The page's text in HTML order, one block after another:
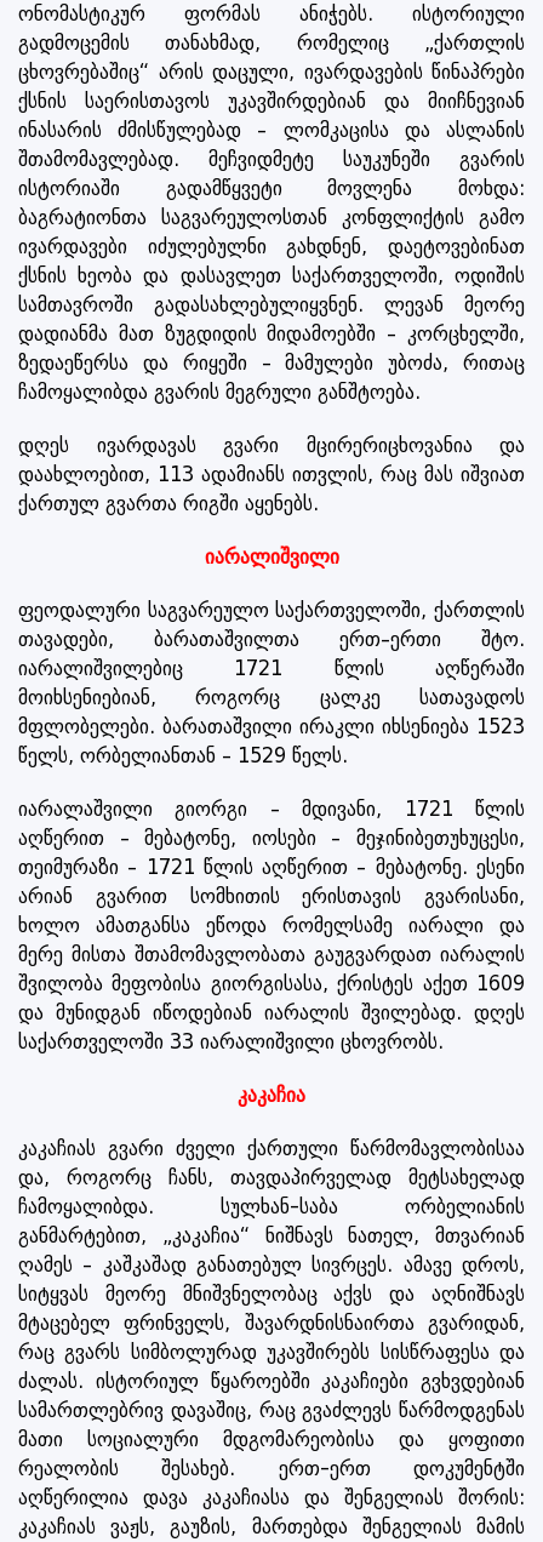
ონომასტიკურ ფორმას ანიჭებს. ისტორიული
გადმოცემის თანახმად, რომელიც „ქართლის
ცხოვრებაშიც“ არის დაცული, ივარდავების წინაპრები
ქსნის საერისთავოს უკავშირდებიან და მიიჩნევიან
ინასარის ძმისწულებად – ლომკაცისა და ასლანის
შთამომავლებად. მეჩვიდმეტე საუკუნეში გვარის
ისტორიაში გადამწყვეტი მოვლენა მოხდა:
ბაგრატიონთა საგვარეულოსთან კონფლიქტის გამო
ივარდავები იძულებულნი გახდნენ, დაეტოვებინათ
ქსნის ხეობა და დასავლეთ საქართველოში, ოდიშის
სამთავროში გადასახლებულიყვნენ. ლევან მეორე
დადიანმა მათ ზუგდიდის მიდამოებში – კორცხელში,
ზედაეწერსა და რიყეში – მამულები უბოძა, რითაც
ჩამოყალიბდა გვარის მეგრული განშტოება.
დღეს ივარდავას გვარი მცირერიცხოვანია და
დაახლოებით, 113 ადამიანს ითვლის, რაც მას იშვიათ
ქართულ გვართა რიგში აყენებს.
იარალიშვილი
ფეოდალური საგვარეულო საქართველოში, ქართლის
თავადები, ბარათაშვილთა ერთ–ერთი შტო.
იარალიშვილებიც 1721 წლის აღწერაში
მოიხსენიებიან, როგორც ცალკე სათავადოს
მფლობელები. ბარათაშვილი ირაკლი იხსენიება 1523
წელს, ორბელიანთან – 1529 წელს.
იარალაშვილი გიორგი – მდივანი, 1721 წლის
აღწერით – მებატონე, იოსები – მეჯინიბეთუხუცესი,
თეიმურაზი – 1721 წლის აღწერით – მებატონე. ესენი
არიან გვარით სომხითის ერისთავის გვარისანი,
ხოლო ამათგანსა ეწოდა რომელსამე იარალი და
მერე მისთა შთამომავლობათა გაუგვარდათ იარალის
შვილობა მეფობისა გიორგისასა, ქრისტეს აქეთ 1609
და მუნიდგან იწოდებიან იარალის შვილებად. დღეს
საქართველოში 33 იარალიშვილი ცხოვრობს.
კაკაჩია
კაკაჩიას გვარი ძველი ქართული წარმომავლობისაა
და, როგორც ჩანს, თავდაპირველად მეტსახელად
ჩამოყალიბდა. სულხან-საბა ორბელიანის
განმარტებით, „კაკაჩია“ ნიშნავს ნათელ, მთვარიან
ღამეს – კაშკაშად განათებულ სივრცეს. ამავე დროს,
სიტყვას მეორე მნიშვნელობაც აქვს და აღნიშნავს
მტაცებელ ფრინველს, შავარდნისნაირთა გვარიდან,
რაც გვარს სიმბოლურად უკავშირებს სისწრაფესა და
ძალას. ისტორიულ წყაროებში კაკაჩიები გვხვდებიან
სამართლებრივ დავაშიც, რაც გვაძლევს წარმოდგენას
მათი სოციალური მდგომარეობისა და ყოფითი
რეალობის შესახებ. ერთ-ერთ დოკუმენტში
აღწერილია დავა კაკაჩიასა და შენგელიას შორის:
კაკაჩიას ვაჟს, გაუზის, მართებდა შენგელიას მამის